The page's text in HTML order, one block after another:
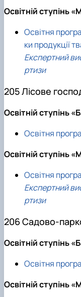
Освітній ступінь
Освітня
ки продукції
Експертний
ртизи
205 Лісове
Освітній ступінь
Освітня
Освітній ступінь
Освітня
Експертний
ртизи
206 Садово-
Освітній ступінь
Освітня
Освітній ступінь